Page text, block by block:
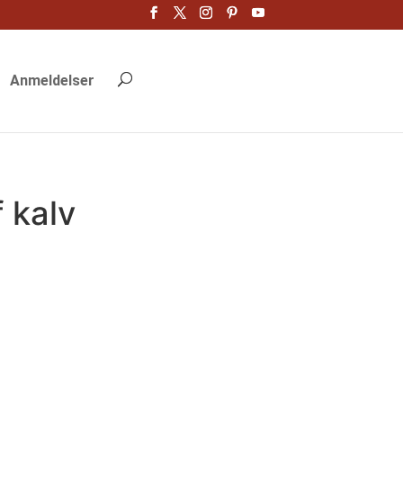
Anmeldelser
kalv